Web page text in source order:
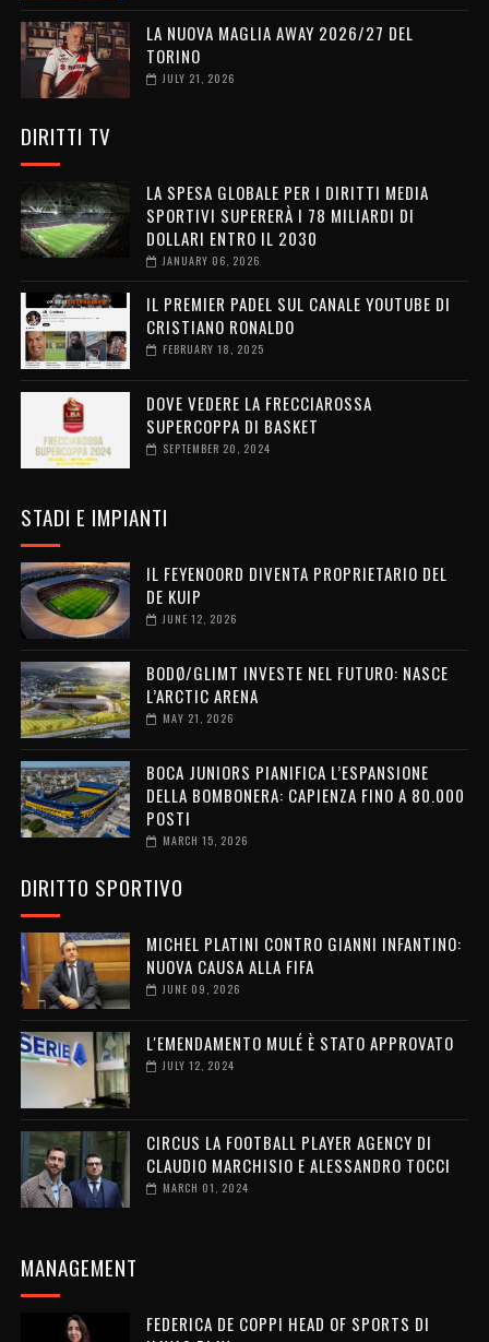
LA NUOVA MAGLIA AWAY 2026/27 DEL
TORINO
JULY 21, 2026
DIRITTI TV
LA SPESA GLOBALE PER I DIRITTI MEDIA
SPORTIVI SUPERERÀ I 78 MILIARDI DI
DOLLARI ENTRO IL 2030
JANUARY 06, 2026
IL PREMIER PADEL SUL CANALE YOUTUBE DI
CRISTIANO RONALDO
FEBRUARY 18, 2025
DOVE VEDERE LA FRECCIAROSSA
SUPERCOPPA DI BASKET
SEPTEMBER 20, 2024
STADI E IMPIANTI
IL FEYENOORD DIVENTA PROPRIETARIO DEL
DE KUIP
JUNE 12, 2026
BODØ/GLIMT INVESTE NEL FUTURO: NASCE
L’ARCTIC ARENA
MAY 21, 2026
BOCA JUNIORS PIANIFICA L’ESPANSIONE
DELLA BOMBONERA: CAPIENZA FINO A 80.000
POSTI
MARCH 15, 2026
DIRITTO SPORTIVO
MICHEL PLATINI CONTRO GIANNI INFANTINO:
NUOVA CAUSA ALLA FIFA
JUNE 09, 2026
L'EMENDAMENTO MULÉ È STATO APPROVATO
JULY 12, 2024
CIRCUS LA FOOTBALL PLAYER AGENCY DI
CLAUDIO MARCHISIO E ALESSANDRO TOCCI
MARCH 01, 2024
MANAGEMENT
FEDERICA DE COPPI HEAD OF SPORTS DI